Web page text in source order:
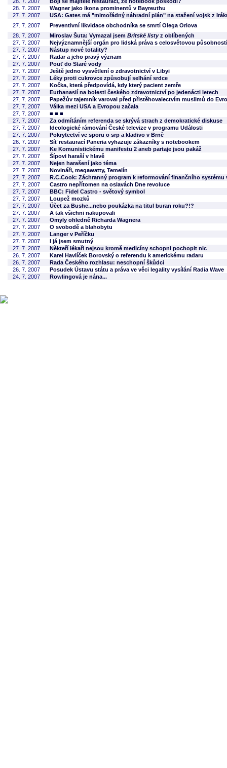
28. 7. 2007
Wagner jako ikona prominentů v Bayreuthu
27. 7. 2007
USA: Gates má "mimořádný náhradní plán" na stažení vojsk z
27. 7. 2007
Preventivní likvidace obchodníka se smrtí Olega Orlova
28. 7. 2007
Miroslav Šuta: Vymazal jsem Britské listyz oblíbených
27. 7. 2007
Nejvýznamnější orgán pro lidská práva s celosvětovou
27. 7. 2007
Nástup nové totality?
27. 7. 2007
Radar a jeho pravý význam
27. 7. 2007
Pouť do Staré vody
27. 7. 2007
Ještě jedno vysvětlení o zdravotnictví v Libyi
27. 7. 2007
Léky proti cukrovce způsobují selhání srdce
27. 7. 2007
Kočka, která předpovídá, kdy který pacient zemře
27. 7. 2007
Euthanasií na bolesti českého zdravotnictví po jedenácti letech
27. 7. 2007
Papežův tajemník varoval před přistěhovalectvím muslimů do
27. 7. 2007
Válka mezi USA a Evropou začala
27. 7. 2007
■ ■ ■
27. 7. 2007
Za odmítáním referenda se skrývá strach z demokratické diskuse
27. 7. 2007
Ideologické rámování České televize v programu Události
27. 7. 2007
Pokrytectví ve sporu o srp a kladivo v Brně
26. 7. 2007
Síť restaurací Paneria vyhazuje zákazníky s notebookem
27. 7. 2007
Ke Komunistickému manifestu 2 aneb partaje jsou pakáž
27. 7. 2007
Šípovi haraší v hlavě
27. 7. 2007
Nejen harašení jako téma
27. 7. 2007
Novináři, megawatty, Temelín
27. 7. 2007
R.C.Cook: Záchranný program k reformování finančního systému
27. 7. 2007
Castro nepřítomen na oslavách Dne revoluce
27. 7. 2007
BBC: Fidel Castro - světový symbol
27. 7. 2007
Loupež mozků
27. 7. 2007
Účet za Bushe...nebo poukázka na titul buran roku?!?
27. 7. 2007
A tak všichni nakupovali
27. 7. 2007
Omyly ohledně Richarda Wagnera
27. 7. 2007
O svobodě a blahobytu
27. 7. 2007
Langer v Peříčku
27. 7. 2007
I já jsem smutný
27. 7. 2007
Někteří lékaři nejsou kromě medicíny schopni pochopit nic
26. 7. 2007
Karel Havlíček Borovský o referendu k americkému radaru
26. 7. 2007
Rada Českého rozhlasu: neschopní škůdci
26. 7. 2007
Posudek Ústavu státu a práva ve věci legality vysílání Radia Wave
24. 7. 2007
Rowlingová je nána...